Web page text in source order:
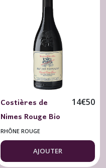
Costières de
Nimes Rouge Bio
2022 Mas des
Bressades
Excellence 75 cl.
14€50
RHÔNE ROUGE
AJOUTER